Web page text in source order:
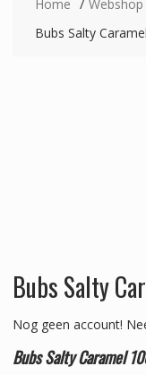
Home Webshop
Bubs Salty
Bubs Salty
Nog geen account!
Bubs Salty Caramel